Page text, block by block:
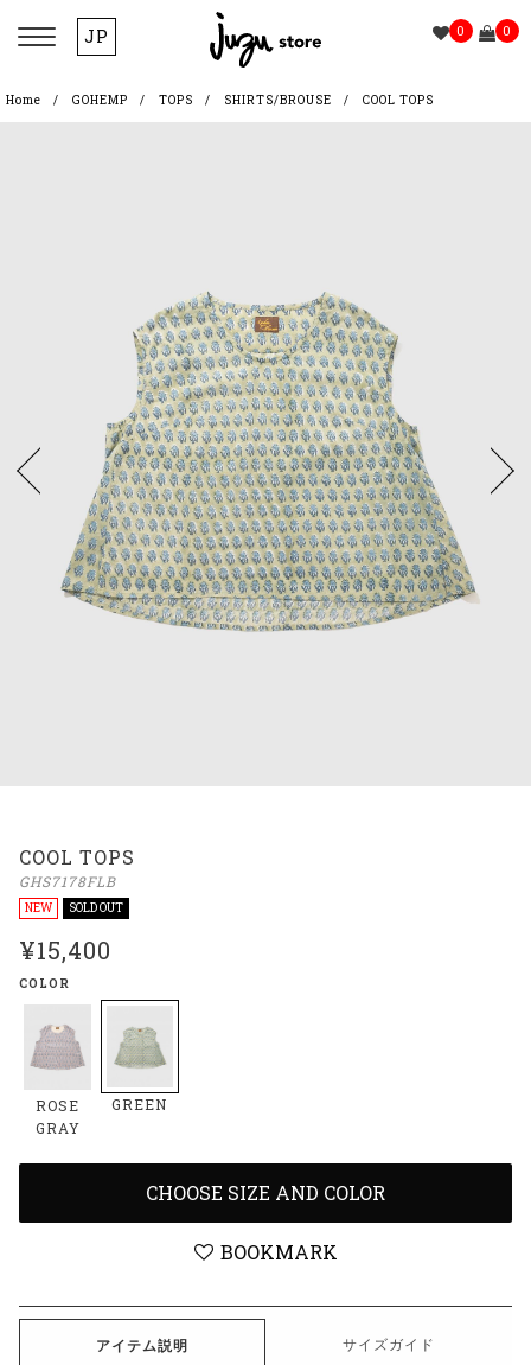
JP 0 0
Home GOHEMP TOPS SHIRTS/BROUSE COOL TOPS
COOL TOPS
GHS7178FLB
NEW SOLD OUT
¥15,400
COLOR
ROSE
GRAY
GREEN
CHOOSE SIZE AND COLOR
BOOKMARK
アイテム説明 サイズガイド